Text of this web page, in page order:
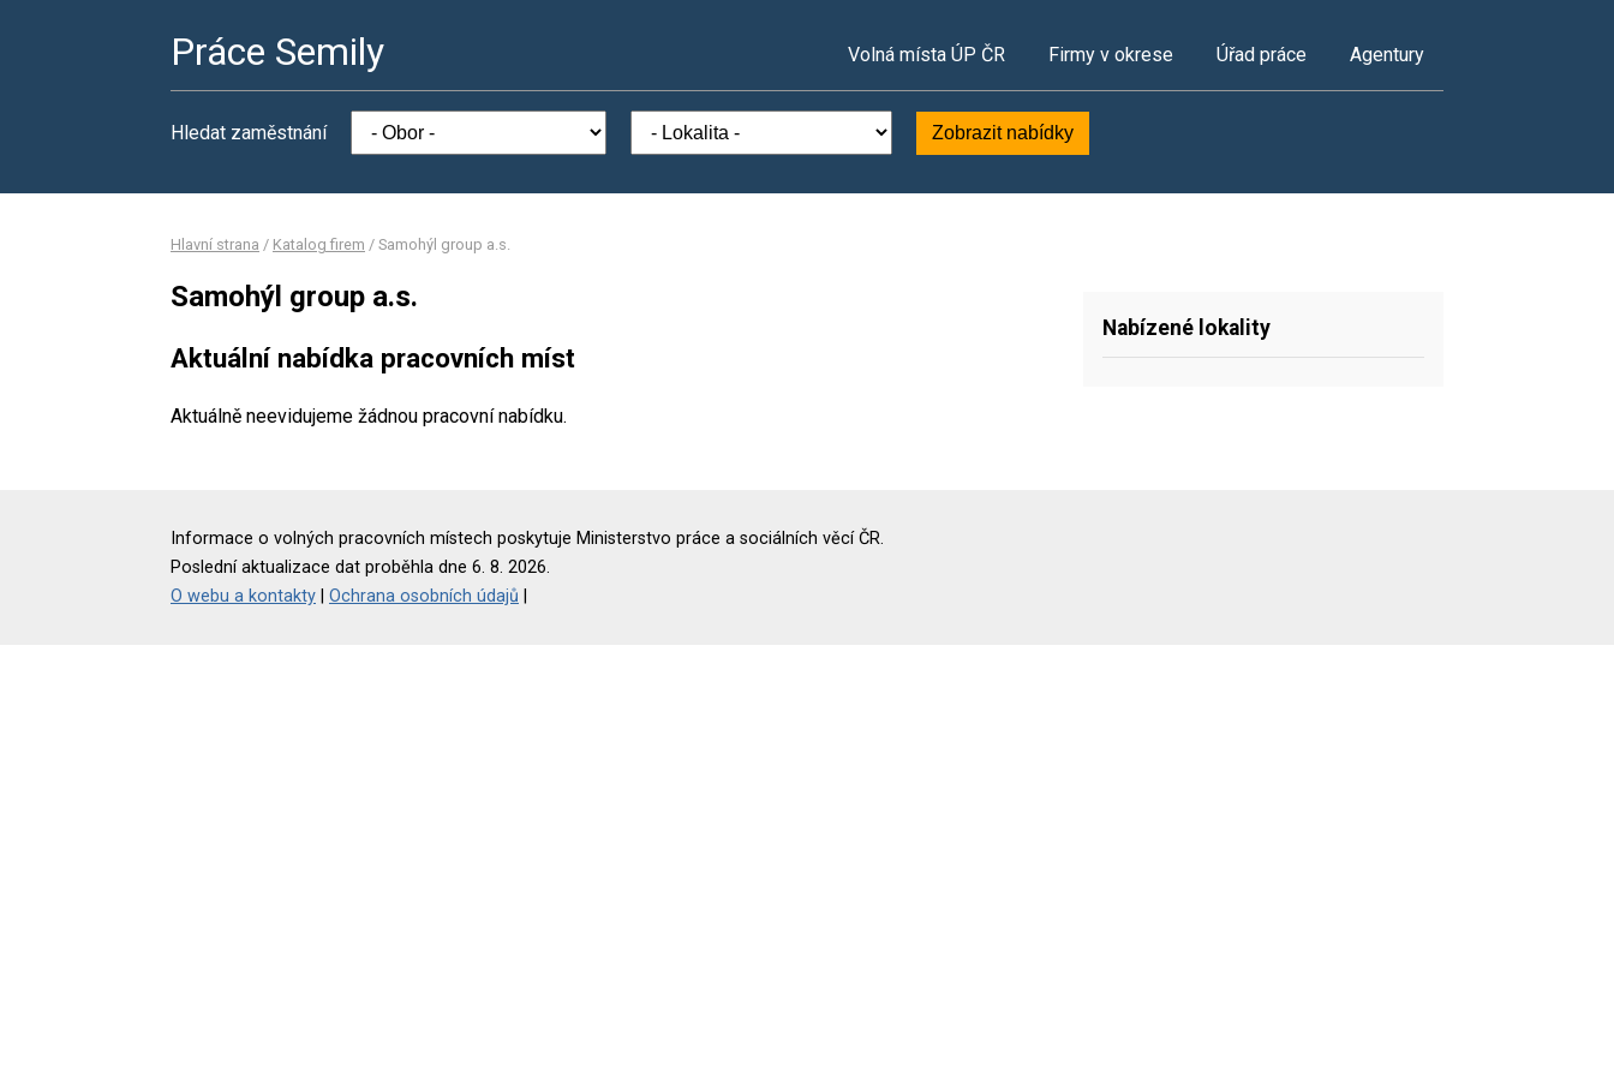
Práce Semily Volná místa ÚP ČR Firmy v okrese Úřad práce Agentury
Hledat zaměstnání Zobrazit nabídky
Hlavní strana / Katalog firem / Samohýl group a.s.
Samohýl group a.s.
Aktuální nabídka pracovních míst
Aktuálně neevidujeme žádnou pracovní nabídku.
Nabízené lokality
Informace o volných pracovních místech poskytuje Ministerstvo práce a sociálních věcí ČR.
Poslední aktualizace dat proběhla dne 6. 8. 2026.
O webu a kontakty
Ochrana osobních údajů